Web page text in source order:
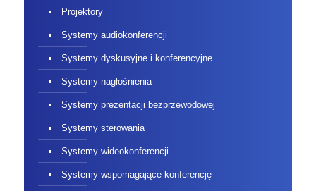
Projektory
Systemy audiokonferencji
Systemy dyskusyjne i konferencyjne
Systemy nagłośnienia
Systemy prezentacji bezprzewodowej
Systemy sterowania
Systemy wideokonferencji
Systemy wspomagające konferencję